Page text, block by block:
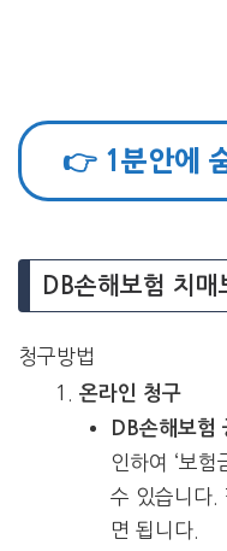
👉 1분안에
DB손해보험 치매
청구방법
온라인 청구
DB손해보험
인하여 ‘보험
수 있습니다.
면 됩니다.